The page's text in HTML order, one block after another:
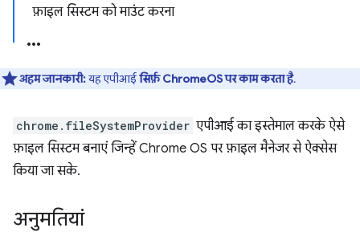
फ़ाइल सिस्टम को माउंट करना
अहम जानकारी:यह एपीआईसिर्फ़ ChromeOS पर काम करता है.
chrome.fileSystemProvider एपीआई का इस्तेमाल करके ऐसे
फ़ाइल सिस्टम बनाएं जिन्हें Chrome OS पर फ़ाइल मैनेजर से ऐक्सेस
किया जा सके.
अनुमतियां